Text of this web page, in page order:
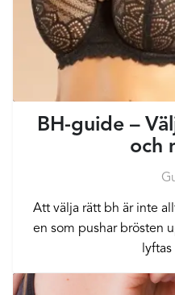
BH-guide –
och
Att välja rätt bh är inte
en som pushar brösten